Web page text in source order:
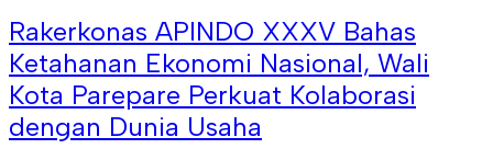
Rakerkonas APINDO XXXV Bahas
Ketahanan Ekonomi Nasional, Wali
Kota Parepare Perkuat Kolaborasi
dengan Dunia Usaha